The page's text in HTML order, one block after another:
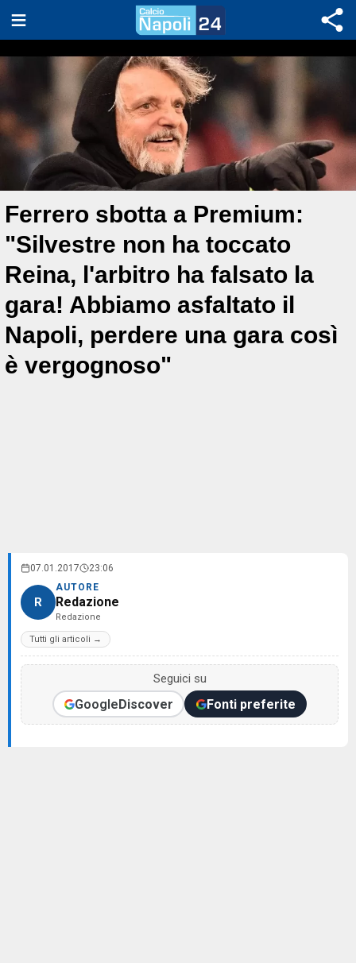
Ferrero sbotta a Premium:
"Silvestre non ha toccato
Reina, l'arbitro ha falsato la
gara! Abbiamo asfaltato il
Napoli, perdere una gara così
è vergognoso"
07.01.2017 23:06
R
AUTORE
Redazione
Redazione
Tutti gli articoli →
Seguici su
GoogleDiscover Fonti preferite